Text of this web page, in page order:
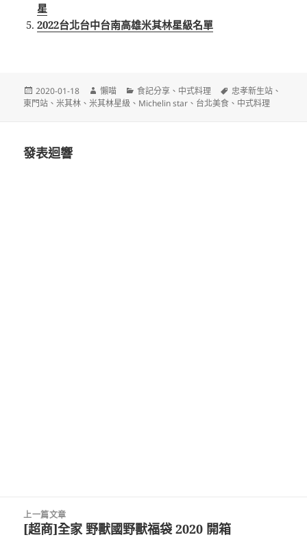
星
2022台北台中台南高雄米其林星級名單
發
佈
2020-01-18
作
者
懶喵
分
類
食記分享 、 中式料理
標
籤
忠孝新生站 、
東門站 、米其林 、米其林星級 、 Michelin star 、 台北美食 、 中式料理
發表迴響
上一篇文章
上
[超商]全家 野獸國野獸福袋 2020 開箱